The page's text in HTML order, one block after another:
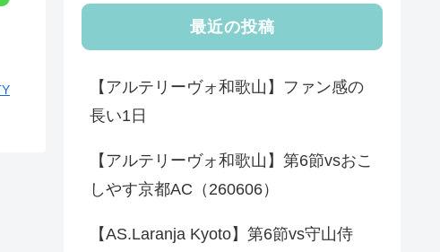
最近の投稿
【アルテリーヴォ和歌山】ファン感の
長い1日
【アルテリーヴォ和歌山】第6節vsおこ
しやす京都AC（260606）
【AS.Laranja Kyoto】第6節vs守山侍